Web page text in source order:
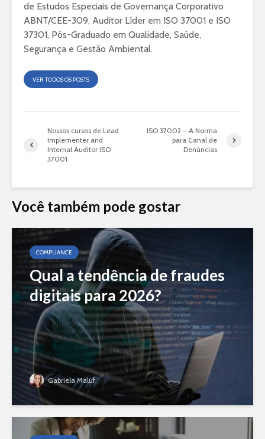
de Estudos Especiais de Governança Corporativo
ABNT/CEE-309, Auditor Líder em ISO 37001 e ISO
37301, Pós-Graduado em Qualidade, Saúde,
Segurança e Gestão Ambiental.
VER TODOS OS POSTS
Nossos cursos de Lead
Implementer and
Internal Auditor ISO
37001
ISO 37002 – A Norma
para Canal de
Denúncias
Você também pode gostar
COMPLIANCE
Qual a tendência de fraudes
digitais para 2026?
Gabriela Maluf